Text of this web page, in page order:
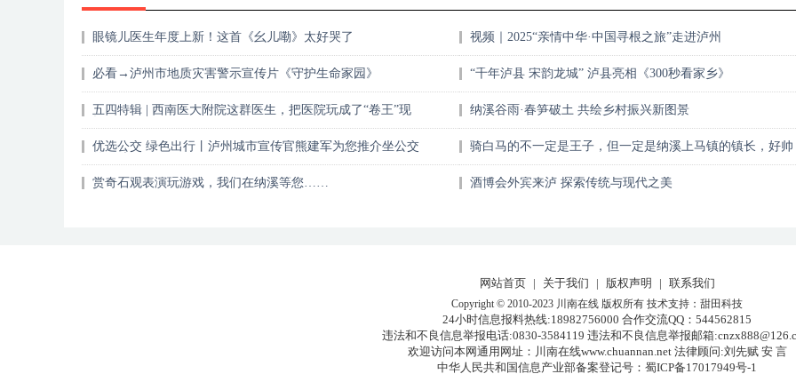
眼镜儿医生年度上新！这首《幺儿嘞》太好哭了 视频｜2025“亲情中华·中国寻根之旅”走进泸州
必看→泸州市地质灾害警示宣传片《守护生命家园》 “千年泸县 宋韵龙城” 泸县亮相《300秒看家乡》
五四特辑 | 西南医大附院这群医生，把医院玩成了“卷王”现
纳溪谷雨·春笋破土 共绘乡村振兴新图景
优选公交 绿色出行丨泸州城市宣传官熊建军为您推介坐公交
骑白马的不一定是王子，但一定是纳溪上马镇的镇长，好帅
赏奇石观表演玩游戏，我们在纳溪等您……
酒博会外宾来泸 探索传统与现代之美
网站首页 | 关于我们 | 版权声明 | 联系我们
Copyright © 2010-2023 川南在线 版权所有 技术支持： 甜田科技
24小时信息报料热线:18982756000 合作交流QQ： 544562815
违法和不良信息举报电话:0830-3584119 违法和不良信息举报邮箱
欢迎访问本网通用网址：川南在线www.chuannan.net 法律顾问:刘先赋 安 言
中华人民共和国信息产业部备案登记号： 蜀ICP备17017949号-1